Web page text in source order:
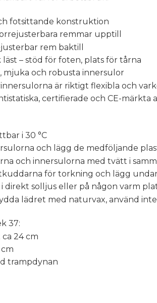
fotsittande konstruktion
remmar upptill
rem baktill
läst – stöd för foten, plats för tårna
mjuka och robusta innersulor
är riktigt flexibla och
certifierade och CE-märkta
i 30 °C
och lägg de medföljande
och innersulorna med tvätt i
för torkning och lägg
direkt solljus eller på någon varm
lädret med naturvax, använd
37:
24 cm
trampdynan